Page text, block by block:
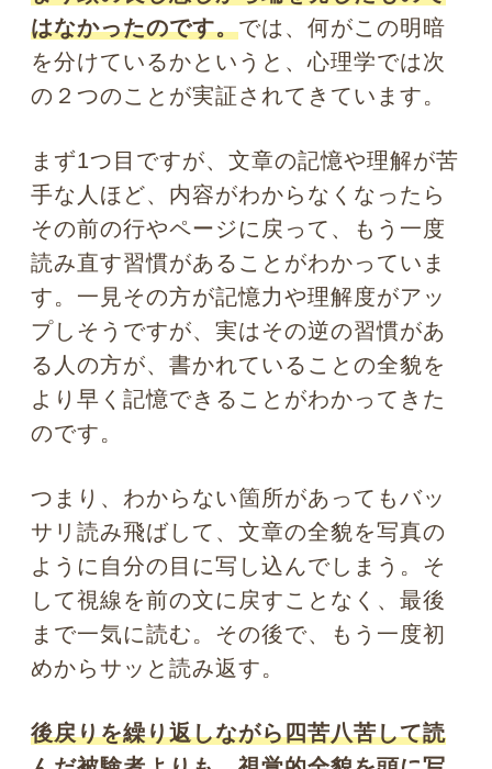
サリ読み飛ばして、文章の全貌を写真の
ように自分の目に写し込んでしまう。そ
して視線を前の文に戻すことなく、最後
まで一気に読む。その後で、もう一度初
めからサッと読み返す。
後戻りを繰り返しながら四苦八苦して読
んだ被験者よりも、視覚的全貌を頭に写
し込んでから読み返した被験者の方が、
おおまかな内容が絵のように視覚で整理
され、スムーズに理解ができたり、記憶
ができたりすることが2010年マサチュー
セッツ大学、2014年ニューヨーク市立大
学などの研究で実証されています。
ツッコミを入れながら文章を読む
２つ目は、文章をちょっと上から目線で
からわかりにくい」「自分なら結論をも
っと頭にもってくるのに」など、自分の